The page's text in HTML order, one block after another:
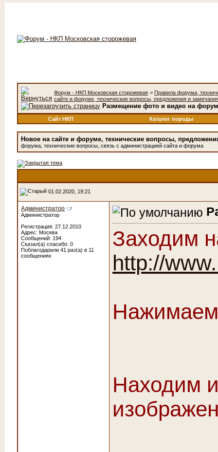
Форум - НКП Московская сторожевая > Правила форума,
сайте и форуме, технические вопросы, предложения и
Размещение фото и видео на
Сайт НКП Каталог породы
Новое на сайте и форуме, технические вопросы,
форума, технические вопросы, связь с администрацией сайта и форума
01.02.2020, 19:21
Администратор
Администратор
Регистрация: 27.12.2010
Адрес: Москва
Сообщений: 194
Сказал(а) спасибо: 0
Поблагодарили 41 раз(а) в 11
сообщениях
Заходим
http://
Нажимаем
Находим